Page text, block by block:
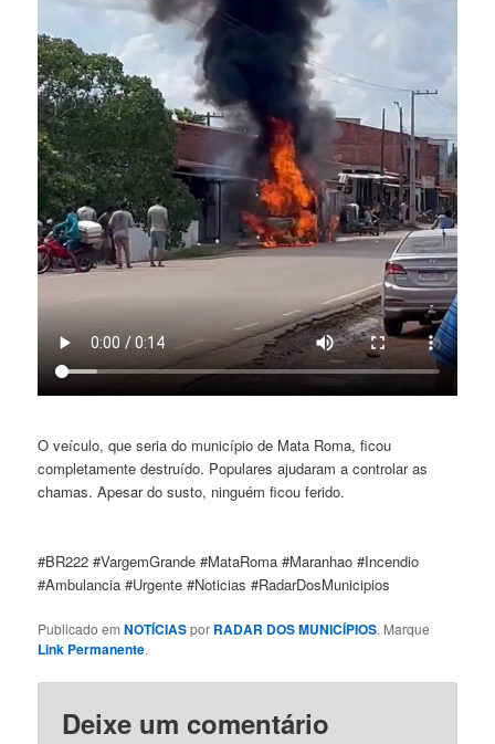
O veículo, que seria do município de Mata Roma, ficou
completamente destruído. Populares ajudaram a controlar as
chamas. Apesar do susto, ninguém ficou ferido.
#BR222 #VargemGrande #MataRoma #Maranhao #Incendio
#Ambulancia #Urgente #Noticias #RadarDosMunicipios
Publicado emNOTÍCIASpor RADAR DOS MUNICÍPIOS. Marque
Link Permanente.
Deixe um comentário